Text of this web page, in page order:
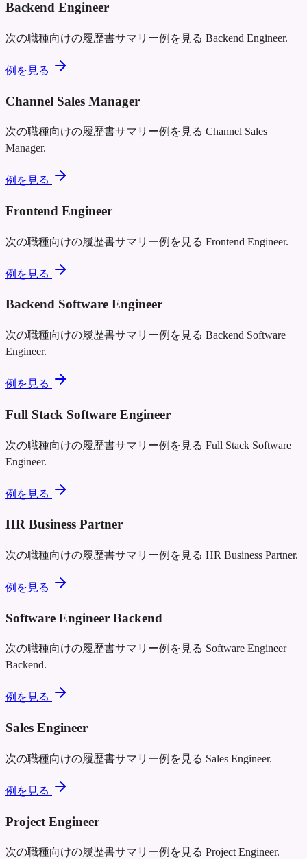
Backend Engineer
次の職種向けの履歴書サマリー例を見る Backend Engineer.
例を見る
Channel Sales Manager
次の職種向けの履歴書サマリー例を見る Channel Sales
Manager.
例を見る
Frontend Engineer
次の職種向けの履歴書サマリー例を見る Frontend Engineer.
例を見る
Backend Software Engineer
次の職種向けの履歴書サマリー例を見る Backend Software
Engineer.
例を見る
Full Stack Software Engineer
次の職種向けの履歴書サマリー例を見る Full Stack Software
Engineer.
例を見る
HR Business Partner
次の職種向けの履歴書サマリー例を見る HR Business Partner.
例を見る
Software Engineer Backend
次の職種向けの履歴書サマリー例を見る Software Engineer
Backend.
例を見る
Sales Engineer
次の職種向けの履歴書サマリー例を見る Sales Engineer.
例を見る
Project Engineer
次の職種向けの履歴書サマリー例を見る Project Engineer.